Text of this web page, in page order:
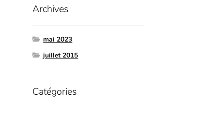
Archives
mai 2023
juillet 2015
Catégories